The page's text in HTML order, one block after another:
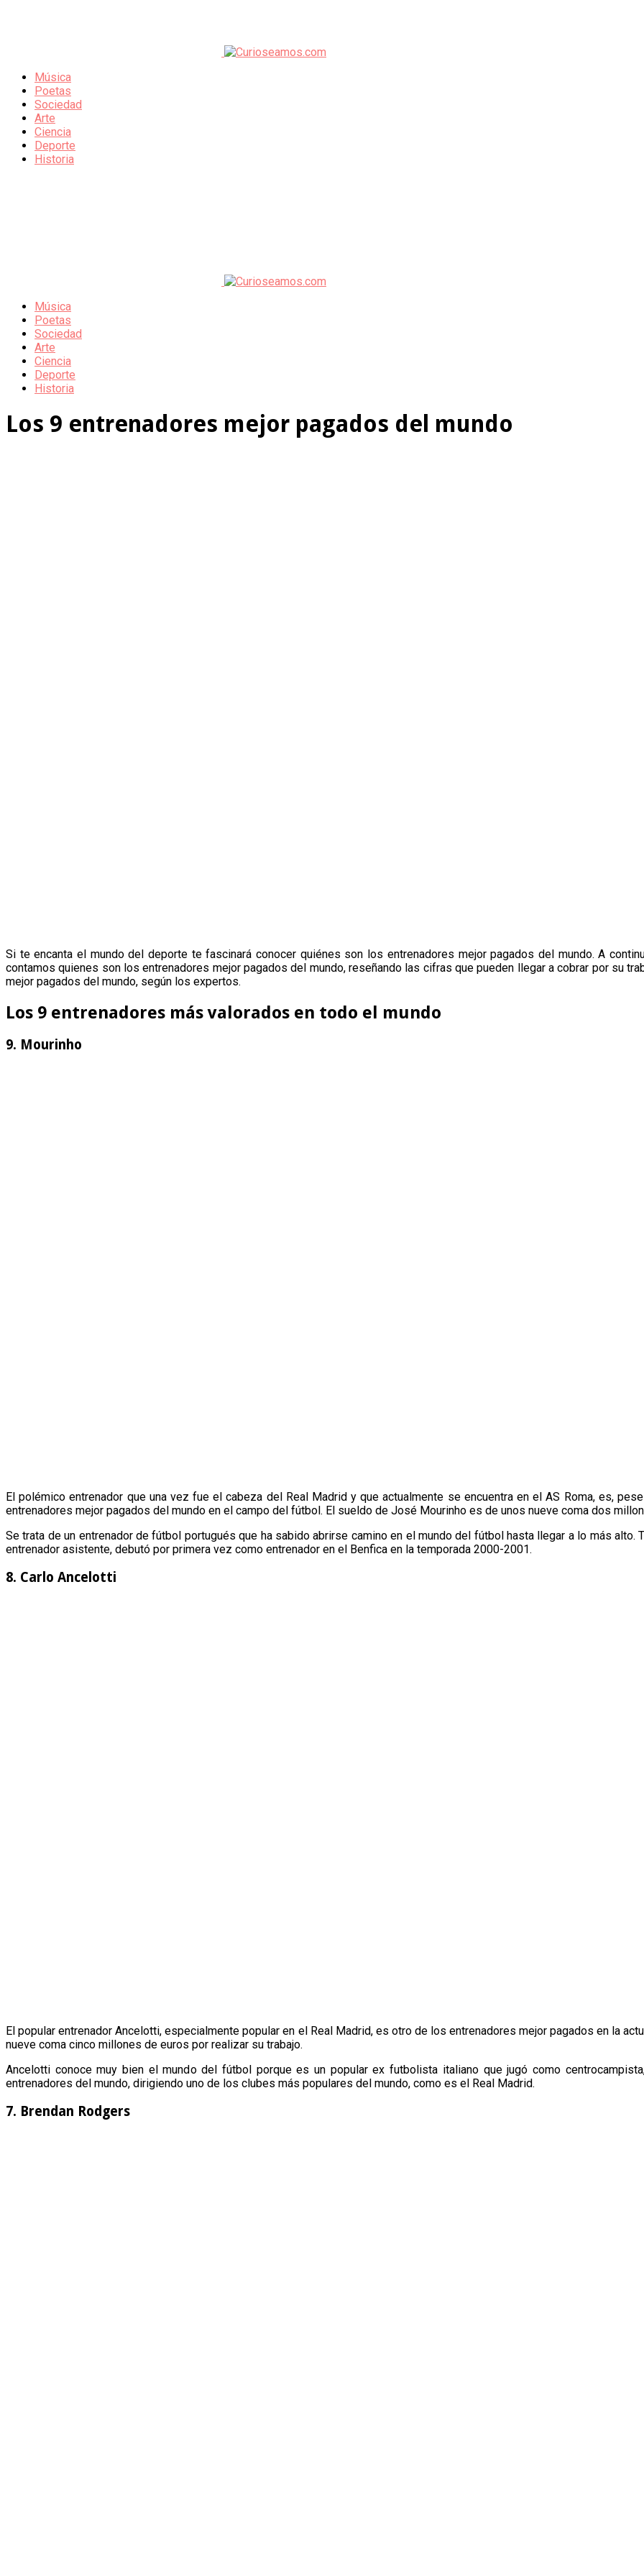
Música
Poetas
Sociedad
Arte
Ciencia
Deporte
Historia
Música
Poetas
Sociedad
Arte
Ciencia
Deporte
Historia
Los 9 entrenadores mejor pagados del mundo
Si te encanta el mundo del deporte te fascinará conocer quiénes son los entrenadores mejor pagados del mundo. A
contamos quienes son los entrenadores mejor pagados del mundo, reseñando las cifras que pueden llegar a cobrar por su
mejor pagados del mundo, según los expertos.
Los 9 entrenadores más valorados en todo el mundo
9. Mourinho
El polémico entrenador que una vez fue el cabeza del Real Madrid y que actualmente se encuentra en el AS Roma, es,
entrenadores mejor pagados del mundo en el campo del fútbol. El sueldo de José Mourinho es de unos nueve coma dos
Se trata de un entrenador de fútbol portugués que ha sabido abrirse camino en el mundo del fútbol hasta llegar a lo más
entrenador asistente, debutó por primera vez como entrenador en el Benfica en la temporada 2000-2001.
8. Carlo Ancelotti
El popular entrenador Ancelotti, especialmente popular en el Real Madrid, es otro de los entrenadores mejor pagados en la
nueve coma cinco millones de euros por realizar su trabajo.
Ancelotti conoce muy bien el mundo del fútbol porque es un popular ex futbolista italiano que jugó como
entrenadores del mundo, dirigiendo uno de los clubes más populares del mundo, como es el Real Madrid.
7. Brendan Rodgers